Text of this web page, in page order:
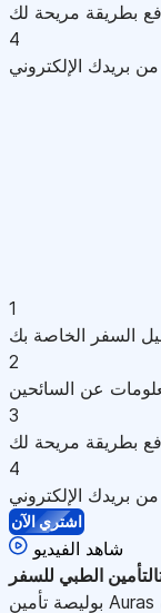
بطريقة مريحة لك
4
بريدك الإلكتروني
1
السفر الخاصة بك
2
عن السائحين
3
بطريقة مريحة لك
4
بريدك الإلكتروني
اشتري الآن
شاهد الفيديو
التأمين الطبي للسفر
بوليصة تأمين Auras مدعومة بضمان استرداد الأموال بنسبة لمدة